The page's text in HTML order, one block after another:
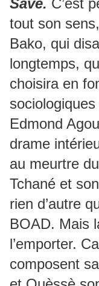
Savè. C’est
tout son
Bako, qui
longtemps,
choisira en
Edmond
drame
au meurtre
Tchané et
rien d’autre
BOAD. Mais
l’emporter.
composent